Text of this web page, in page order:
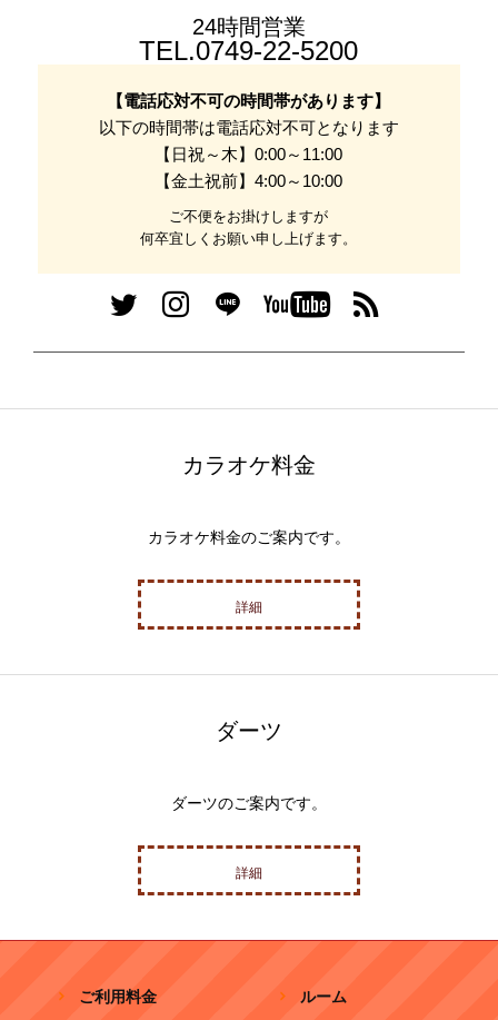
24時間営業
TEL.0749-22-5200
【電話応対不可の時間帯があります】
以下の時間帯は電話応対不可となります
【日祝～木】0:00～11:00
【金土祝前】4:00～10:00
ご不便をお掛けしますが
何卒宜しくお願い申し上げます。
カラオケ料金
カラオケ料金のご案内です。
詳細
ダーツ
ダーツのご案内です。
詳細
ご利用料金
ルーム